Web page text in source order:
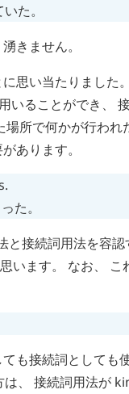
た。
きません。
思い当たりました
いることができ、
所で何かが行わ
あります。
.
た。
と接続詞用法を容
います。 なお、
も接続詞としても
は、 接続詞用法が